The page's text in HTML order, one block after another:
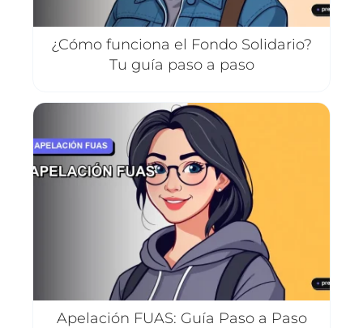
¿Cómo funciona el Fondo Solidario?
Tu guía paso a paso
Apelación FUAS: Guía Paso a Paso